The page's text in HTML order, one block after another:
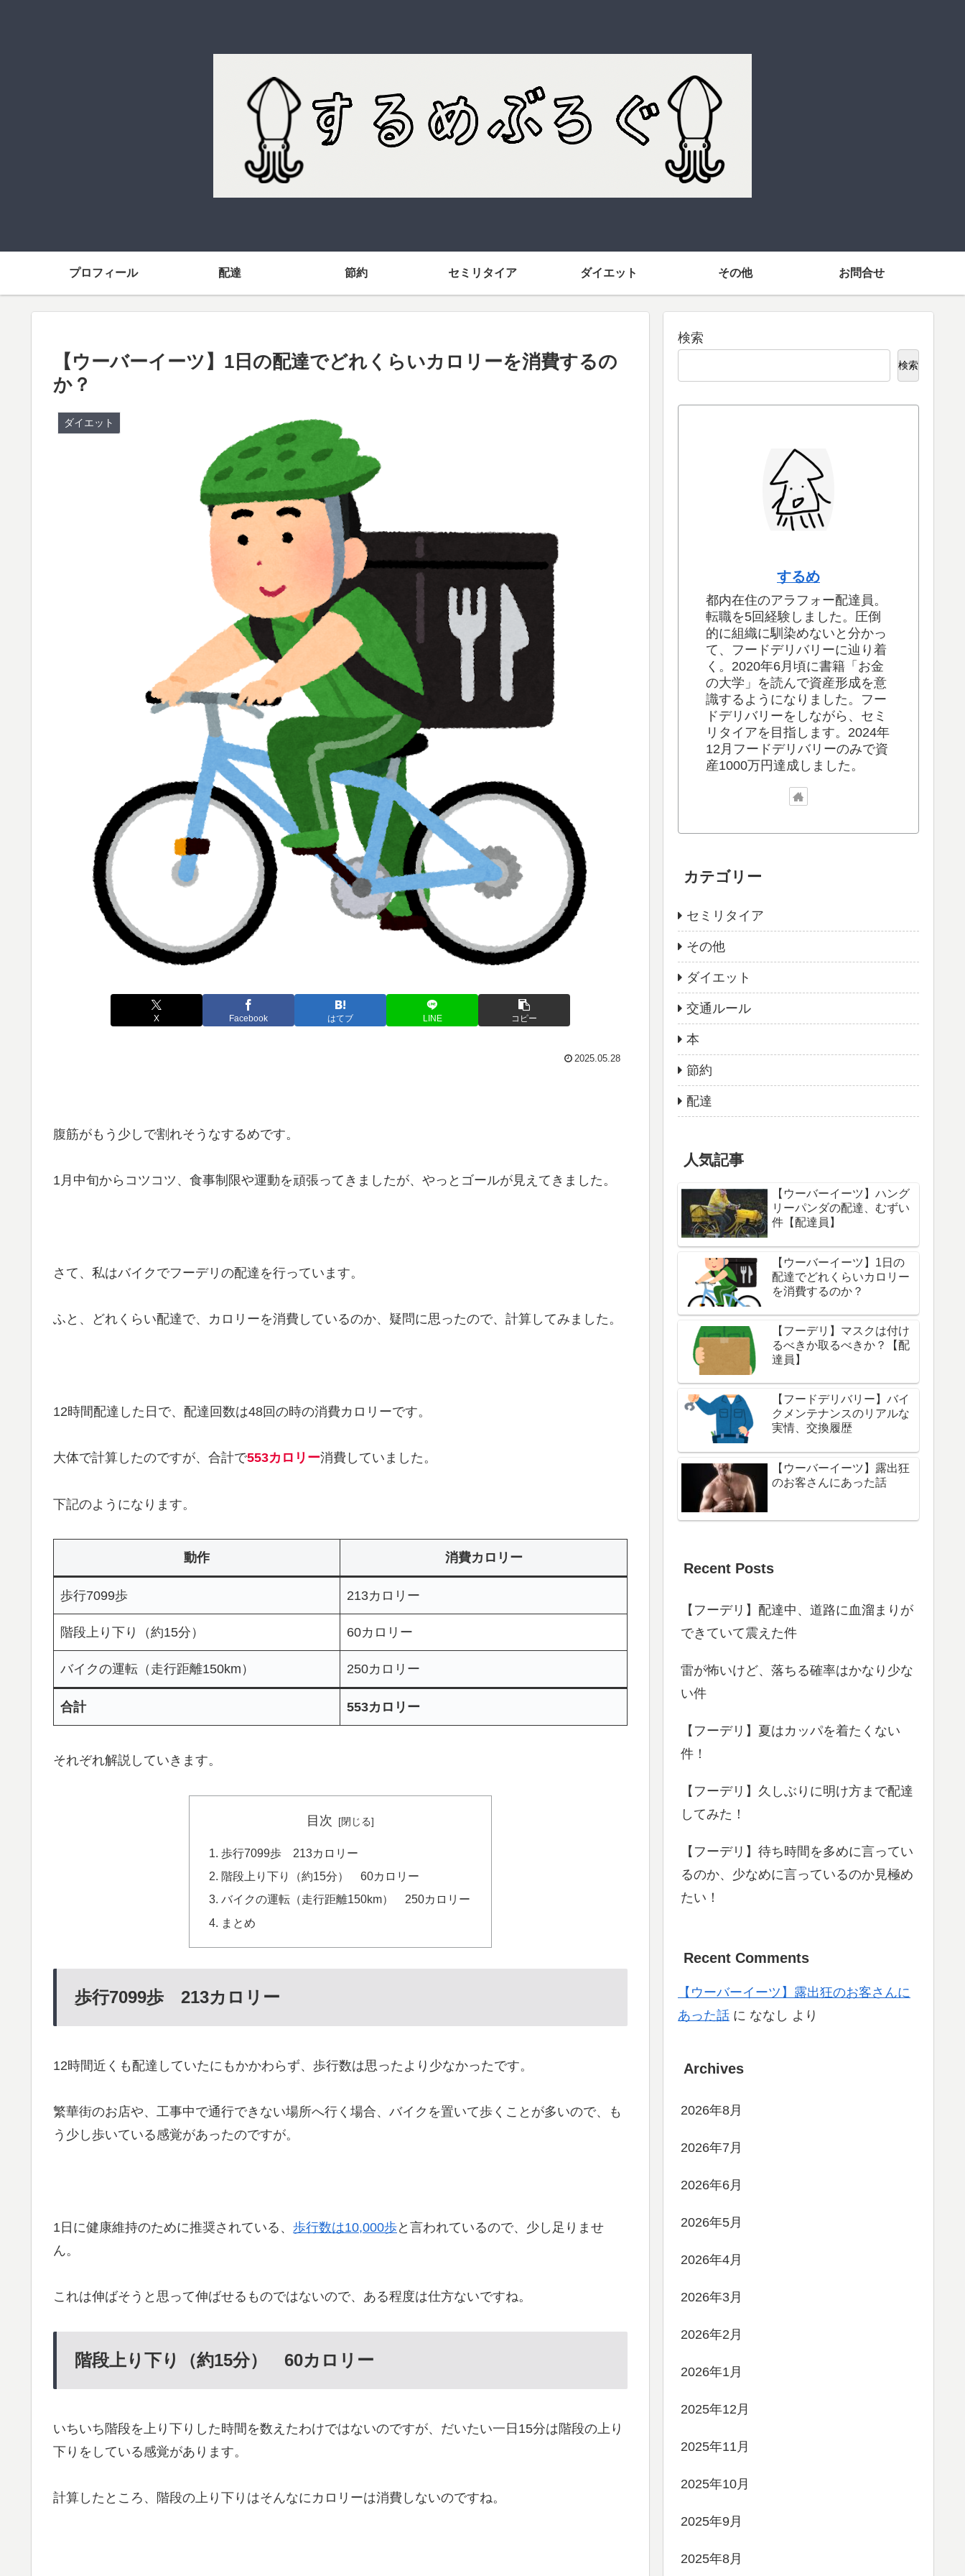
プロフィール 配達 節約 セミリタイア ダイエット その他 お問合せ
【ウーバーイーツ】1日の配達でどれくらいカロリーを消費するの
か？
ダイエット
X Facebook はてブ LINE コピー
2025.05.28
腹筋がもう少しで割れそうなするめです。
1月中旬からコツコツ、食事制限や運動を頑張ってきましたが、やっとゴールが見えてきました。
さて、私はバイクでフーデリの配達を行っています。
ふと、どれくらい配達で、カロリーを消費しているのか、疑問に思ったので、計算してみました。
12時間配達した日で、配達回数は48回の時の消費カロリーです。
大体で計算したのですが、合計で553カロリー消費していました。
下記のようになります。
動作 消費カロリー
歩行7099歩 213カロリー
階段上り下り（約15分） 60カロリー
バイクの運転（走行距離150km） 250カロリー
合計 553カロリー
それぞれ解説していきます。
目次
歩行7099歩 213カロリー
階段上り下り（約15分） 60カロリー
バイクの運転（走行距離150km） 250カロリー
まとめ
歩行7099歩 213カロリー
12時間近くも配達していたにもかかわらず、歩行数は思ったより少なかったです。
繁華街のお店や、工事中で通行できない場所へ行く場合、バイクを置いて歩くことが多いので、も
う少し歩いている感覚があったのですが。
1日に健康維持のために推奨されている、 歩行数は10,000歩と言われているので、少し足りませ
ん。
これは伸ばそうと思って伸ばせるものではないので、ある程度は仕方ないですね。
階段上り下り（約15分） 60カロリー
いちいち階段を上り下りした時間を数えたわけではないのですが、だいたい一日15分は階段の上り
下りをしている感覚があります。
計算したところ、階段の上り下りはそんなにカロリーは消費しないのですね。
検索
検索
するめ
都内在住のアラフォー配達員。
転職を5回経験しました。圧倒
的に組織に馴染めないと分かっ
て、フードデリバリーに辿り着
く。2020年6月頃に書籍「お金
の大学」を読んで資産形成を意
識するようになりました。フー
ドデリバリーをしながら、セミ
リタイアを目指します。2024年
12月フードデリバリーのみで資
産1000万円達成しました。
カテゴリー
セミリタイア
その他
ダイエット
交通ルール
本
節約
配達
人気記事
【ウーバーイーツ】ハング
リーパンダの配達、むずい
件【配達員】
【ウーバーイーツ】1日の
配達でどれくらいカロリー
を消費するのか？
【フーデリ】マスクは付け
るべきか取るべきか？【配
達員】
【フードデリバリー】バイ
クメンテナンスのリアルな
実情、交換履歴
【ウーバーイーツ】露出狂
のお客さんにあった話
Recent Posts
【フーデリ】配達中、道路に血溜まりが
できていて震えた件
雷が怖いけど、落ちる確率はかなり少な
い件
【フーデリ】夏はカッパを着たくない
件！
【フーデリ】久しぶりに明け方まで配達
してみた！
【フーデリ】待ち時間を多めに言ってい
るのか、少なめに言っているのか見極め
たい！
Recent Comments
【ウーバーイーツ】露出狂のお客さんに
あった話 に ななし より
Archives
2026年8月
2026年7月
2026年6月
2026年5月
2026年4月
2026年3月
2026年2月
2026年1月
2025年12月
2025年11月
2025年10月
2025年9月
2025年8月